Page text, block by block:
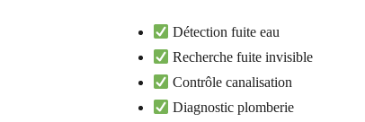
Détection fuite eau
Recherche fuite invisible
Contrôle canalisation
Diagnostic plomberie